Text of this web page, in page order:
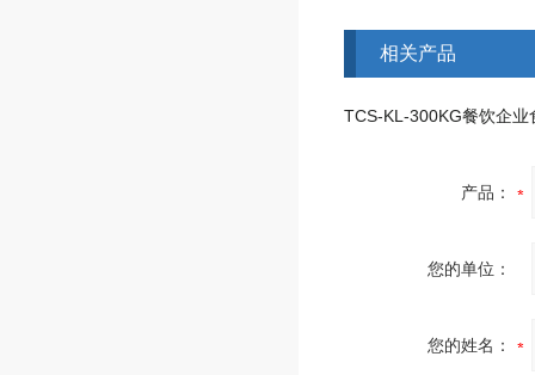
相关产品
产品：
您的单位：
您的姓名：